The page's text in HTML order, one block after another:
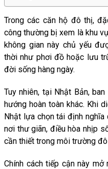
Trong các căn hộ đô thị,
công thường bị xem là khu
không gian này chủ yếu
thời như phơi đồ hoặc lưu
đời sống hàng ngày.
Tuy nhiên, tại Nhật Bản,
hướng hoàn toàn khác. Khi
Nhật lựa chọn tái định nghĩa
nơi thư giãn, điều hòa nhịp
cần thiết trong môi trường
Chính cách tiếp cận này